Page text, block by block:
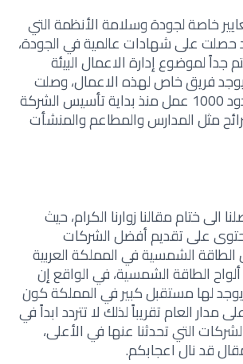
خاصة لجودة وسلامة الأنظمة التي
حصلت على شهادات عالمية في الجودة،
جداً لموضوع إدارة الاعمال البيئة
فريق خاص لهذه الاعمال، وصلت
اعمال الشركة لحدود 1000 عمل منذ بداية تأسيس الشركة
مثل المدارس والمطاعم والمنشأت
ختام مقالنا زوارنا الكرام، حيث
على تقديم أفضل الشركات
الشمسية في المملكة العربية
الطاقة الشمسية، في الواقع إن
لها مستقبل كبير في المملكة كون
مدار العام تقريباً لذلك لا تتردد ابداً في
التي تحدثنا عنها في الأعلى،
قد نال اعجابكم.